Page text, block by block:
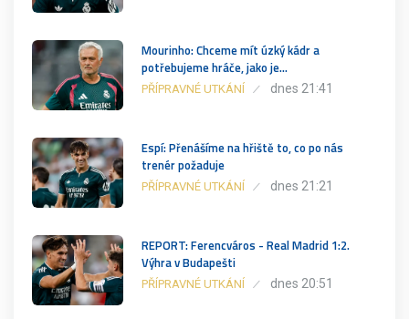
Mourinho: Chceme mít úzký kádr a
potřebujeme hráče, jako je…
PŘÍPRAVNÉ UTKÁNÍ dnes 21:41
Espí: Přenášíme na hřiště to, co po nás
trenér požaduje
PŘÍPRAVNÉ UTKÁNÍ dnes 21:21
REPORT: Ferencváros - Real Madrid 1:2.
Výhra v Budapešti
PŘÍPRAVNÉ UTKÁNÍ dnes 20:51